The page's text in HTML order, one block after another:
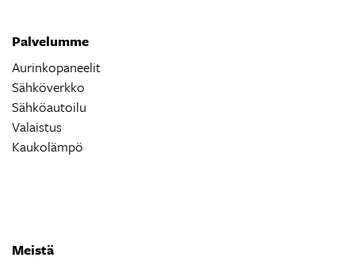
Palvelumme
Aurinkopaneelit
Sähköverkko
Sähköautoilu
Valaistus
Kaukolämpö
Meistä